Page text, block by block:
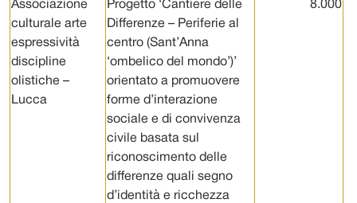
Associazione
culturale arte
espressività
discipline
olistiche –
Lucca
Progetto ‘Cantiere delle
Differenze – Periferie al
centro (Sant’Anna
‘ombelico del mondo’)’
orientato a promuovere
forme d’interazione
sociale e di convivenza
civile basata sul
riconoscimento delle
differenze quali segno
d’identità e ricchezza
8.000